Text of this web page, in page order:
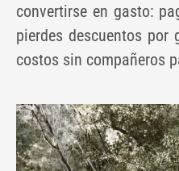
convertirse en gasto:
pierdes descuentos por
costos sin compañeros